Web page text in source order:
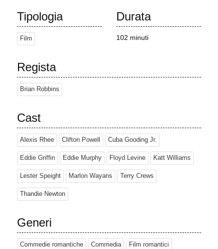
Tipologia
Film
Durata
102 minuti
Regista
Brian Robbins
Cast
Alexis Rhee Clifton Powell Cuba Gooding Jr.
Eddie Griffin Eddie Murphy Floyd Levine Katt Williams
Lester Speight Marlon Wayans Terry Crews
Thandie Newton
Generi
Commedie romantiche Commedia Film romantici